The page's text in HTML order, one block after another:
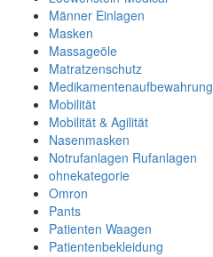
Männer Einlagen
Masken
Massageöle
Matratzenschutz
Medikamentenaufbewahrung
Mobilität
Mobilität & Agilität
Nasenmasken
Notrufanlagen Rufanlagen
ohnekategorie
Omron
Pants
Patienten Waagen
Patientenbekleidung